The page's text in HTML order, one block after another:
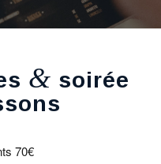
& soirée
70€